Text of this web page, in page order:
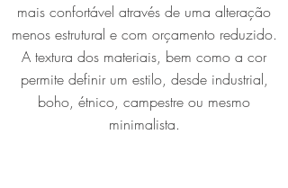
mais confortável através de uma alteração
menos estrutural e com orçamento reduzido.
A textura dos materiais, bem como a cor
permite definir um estilo, desde industrial,
boho, étnico, campestre ou mesmo
minimalista.